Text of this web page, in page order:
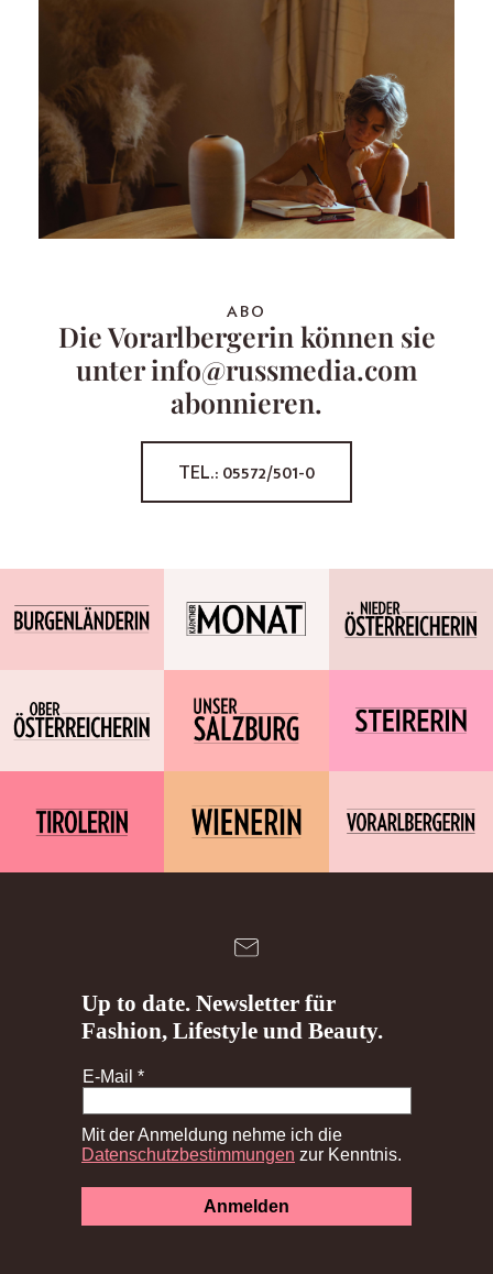
ABO
Die Vorarlbergerin können sie
unter info@russmedia.com
abonnieren.
TEL.: 05572/501-0